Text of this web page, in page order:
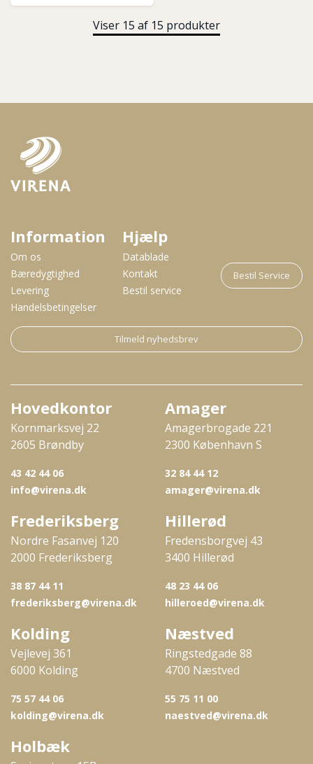
Viser 15 af 15 produkter
Information
Om os
Bæredygtighed
Levering
Handelsbetingelser
Hjælp
Datablade
Kontakt
Bestil service
Bestil Service
Tilmeld nyhedsbrev
Hovedkontor
Kornmarksvej 22
2605 Brøndby
43 42 44 06
info@virena.dk
Amager
Amagerbrogade 221
2300 København S
32 84 44 12
amager@virena.dk
Frederiksberg
Nordre Fasanvej 120
2000 Frederiksberg
38 87 44 11
frederiksberg@virena.dk
Hillerød
Fredensborgvej 43
3400 Hillerød
48 23 44 06
hilleroed@virena.dk
Kolding
Vejlevej 361
6000 Kolding
75 57 44 06
kolding@virena.dk
Næstved
Ringstedgade 88
4700 Næstved
55 75 11 00
naestved@virena.dk
Holbæk